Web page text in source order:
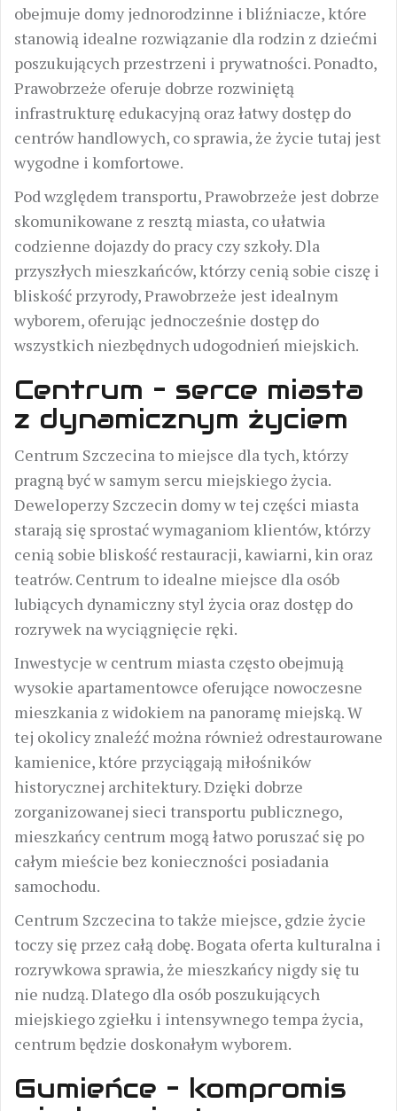
obejmuje domy jednorodzinne i bliźniacze, które
stanowią idealne rozwiązanie dla rodzin z dziećmi
poszukujących przestrzeni i prywatności. Ponadto,
Prawobrzeże oferuje dobrze rozwiniętą
infrastrukturę edukacyjną oraz łatwy dostęp do
centrów handlowych, co sprawia, że życie tutaj jest
wygodne i komfortowe.
Pod względem transportu, Prawobrzeże jest dobrze
skomunikowane z resztą miasta, co ułatwia
codzienne dojazdy do pracy czy szkoły. Dla
przyszłych mieszkańców, którzy cenią sobie ciszę i
bliskość przyrody, Prawobrzeże jest idealnym
wyborem, oferując jednocześnie dostęp do
wszystkich niezbędnych udogodnień miejskich.
Centrum – serce miasta
z dynamicznym życiem
Centrum Szczecina to miejsce dla tych, którzy
pragną być w samym sercu miejskiego życia.
Deweloperzy Szczecin domy w tej części miasta
starają się sprostać wymaganiom klientów, którzy
cenią sobie bliskość restauracji, kawiarni, kin oraz
teatrów. Centrum to idealne miejsce dla osób
lubiących dynamiczny styl życia oraz dostęp do
rozrywek na wyciągnięcie ręki.
Inwestycje w centrum miasta często obejmują
wysokie apartamentowce oferujące nowoczesne
mieszkania z widokiem na panoramę miejską. W
tej okolicy znaleźć można również odrestaurowane
kamienice, które przyciągają miłośników
historycznej architektury. Dzięki dobrze
zorganizowanej sieci transportu publicznego,
mieszkańcy centrum mogą łatwo poruszać się po
całym mieście bez konieczności posiadania
samochodu.
Centrum Szczecina to także miejsce, gdzie życie
toczy się przez całą dobę. Bogata oferta kulturalna i
rozrywkowa sprawia, że mieszkańcy nigdy się tu
nie nudzą. Dlatego dla osób poszukujących
miejskiego zgiełku i intensywnego tempa życia,
centrum będzie doskonałym wyborem.
Gumieńce – kompromis